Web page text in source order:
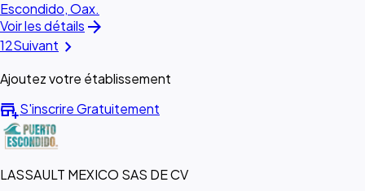
Escondido, Oax.
Voir les détails arrow_forward
12Suivant chevron_right
Ajoutez votre établissement
add_businessS'inscrire Gratuitement
LASSAULT MEXICO SAS DE CV